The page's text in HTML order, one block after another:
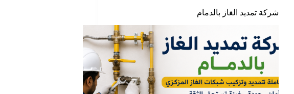
شركة تمديد الغاز بالدمام